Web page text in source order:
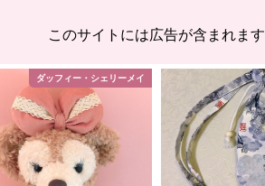
このサイトには広告が含まれます
ダッフィー・シェリーメイ